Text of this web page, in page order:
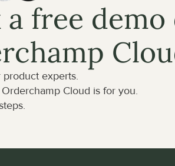
a free demo
product experts.
Cloud is for you.